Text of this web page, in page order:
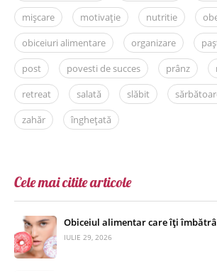
mișcare
motivație nutritie
obiceiuri alimentare
organizare
post
povesti de succes prânz
retreat
salată slăbit
zahăr
înghețată
Cele mai citite articole
Obiceiul alimentar care îți
IULIE 29, 2026